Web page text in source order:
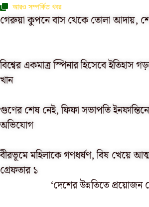
আরও সম্পর্কিত খবর
গেরুয়া কুপনে বাস থেকে তোলা আদায়,
বিশ্বের একমাত্র স্পিনার হিসেবে ইতিহাস
খান
গুণের শেষ নেই, ফিফা সভাপতি
অভিযোগ
বীরভূমে মহিলাকে গণধর্ষণ, বিষ খেয়ে
গ্রেফতার ১
‘দেশের উন্নতিতে